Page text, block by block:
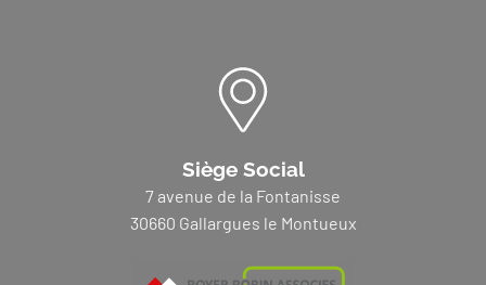
Siège Social
7 avenue de la Fontanisse
30660 Gallargues le Montueux